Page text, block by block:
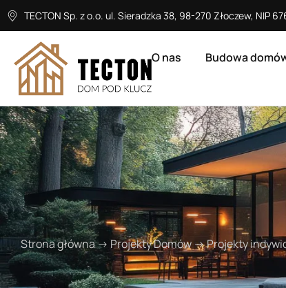
TECTON Sp. z o.o. ul. Sieradzka 38, 98-270 Złoczew, NIP
O nas Budowa
Strona główna→ Projekty Domów →Projekty